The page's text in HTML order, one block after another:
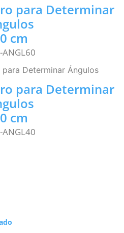
para Determinar
cm
ANGL60
para Determinar
cm
ANGL40